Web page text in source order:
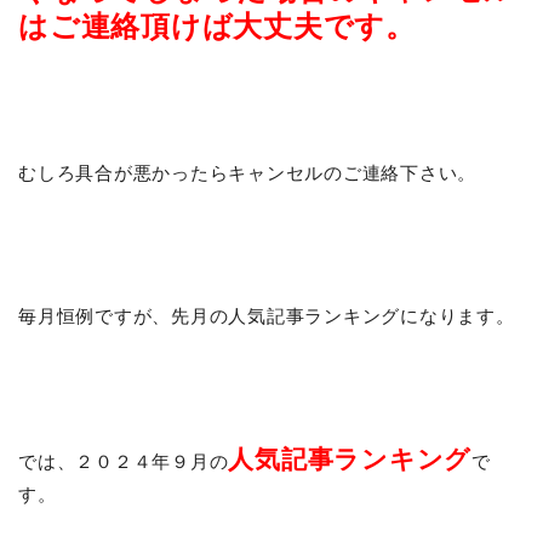
はご連絡頂けば大丈夫です。
むしろ具合が悪かったらキャンセルのご連絡下さい。
毎月恒例ですが、先月の人気記事ランキングになります。
では、２０２４年９月の 人気記事ランキングで
す。